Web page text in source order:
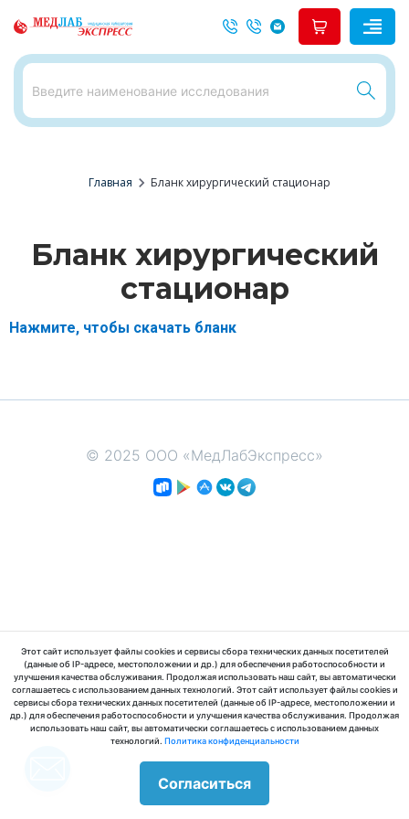
Этот сайт использует файлы cookies и сервисы сбора технических данных посетителей
(данные об IP-адресе, местоположении и др.) для обеспечения работоспособности и
улучшения качества обслуживания. Продолжая использовать наш сайт, вы автоматически
соглашаетесь с использованием данных технологий. Этот сайт использует файлы cookies и
сервисы сбора технических данных посетителей (данные об IP-адресе, местоположении и
др.) для обеспечения работоспособности и улучшения качества обслуживания. Продолжая
использовать наш сайт, вы автоматически соглашаетесь с использованием данных
технологий. Политика конфиденциальности
Согласиться
Главная chevron_right Бланк хирургический стационар
Бланк хирургический
стационар
Нажмите, чтобы скачать бланк
© 2025 ООО «МедЛабЭкспресс»